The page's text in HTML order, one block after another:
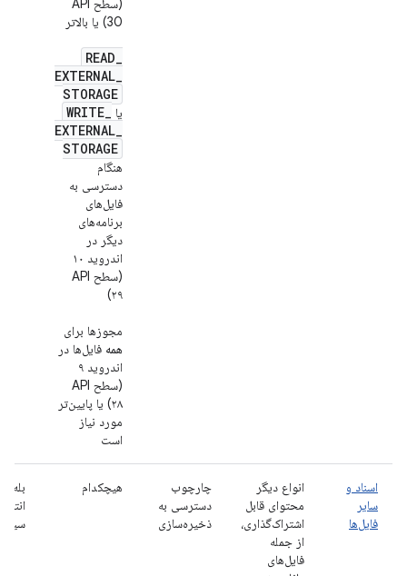
(سطح API
30) یا بالاتر
READ_
EXTERNAL_
STORAGE
یا WRITE_
EXTERNAL_
STORAGE
هنگام
دسترسی به
فایل‌های
برنامه‌های
دیگر در
اندروید ۱۰
(سطح API
۲۹)
مجوزها برای
همه فایل‌ها در
اندروید ۹
(سطح API
۲۸) یا پایین‌تر
مورد نیاز
است
اسناد و
سایر
فایل‌ها
انواع دیگر
محتوای قابل
اشتراک‌گذاری،
از جمله
فایل‌های
چارچوب
دسترسی به
ذخیره‌سازی
هیچکدام
بله،